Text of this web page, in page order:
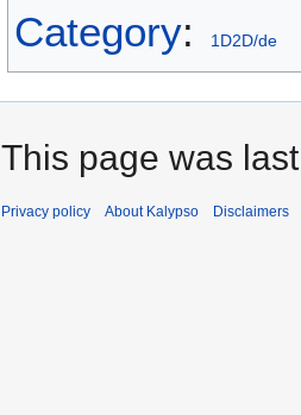
Category: 1D2D/de
This page was
Privacy policy About Kalypso Disclaimers